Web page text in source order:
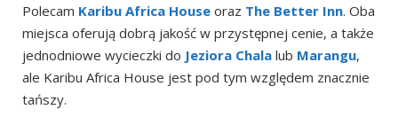
Polecam Karibu Africa House oraz The Better Inn. Oba
miejsca oferują dobrą jakość w przystępnej cenie, a także
jednodniowe wycieczki do Jeziora Chala lub Marangu,
ale Karibu Africa House jest pod tym względem znacznie
tańszy.